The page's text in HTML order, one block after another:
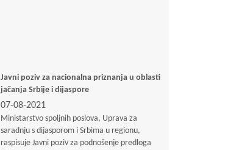
Javni poziv za nacionalna priznanja u oblasti
jačanja Srbije i dijaspore
07-08-2021
Ministarstvo spoljnih poslova, Uprava za
saradnju s dijasporom i Srbima u regionu,
raspisuje Javni poziv za podnošenje predloga